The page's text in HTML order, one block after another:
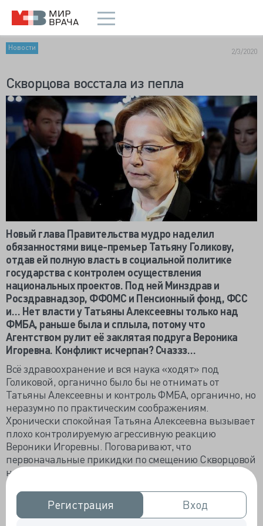
Регистрация
Регистрация Вход
Вход
Новости 2/3/2020
Скворцова восстала из пепла
Новый глава Правительства мудро наделил
обязанностями вице-премьер Татьяну Голикову,
отдав ей полную власть в социальной политике
государства с контролем осуществления
национальных проектов. Под ней Минздрав и
Росздравнадзор, ФФОМС и Пенсионный фонд, ФСС
и… Нет власти у Татьяны Алексеевны только над
ФМБА, раньше была и сплыла, потому что
Агентством рулит её заклятая подруга Вероника
Игоревна. Конфликт исчерпан? Счаззз…
Всё здравоохранение и вся наука «ходят» под
Голиковой, органично было бы не отнимать от
Татьяны Алексеевны и контроль ФМБА, органично, но
неразумно по практическим соображениям.
Хронически спокойная Татьяна Алексеевна вызывает
плохо контролируемую агрессивную реакцию
Вероники Игоревны. Поговаривают, что
первоначальные прикидки по смещению Скворцовой
на руководство Росздравнадзором вызвали
возмущение Голиковой и Мурашко, потому-то экс-
глава ФМБА Владимир Уйба и получил портфель
замминистра.